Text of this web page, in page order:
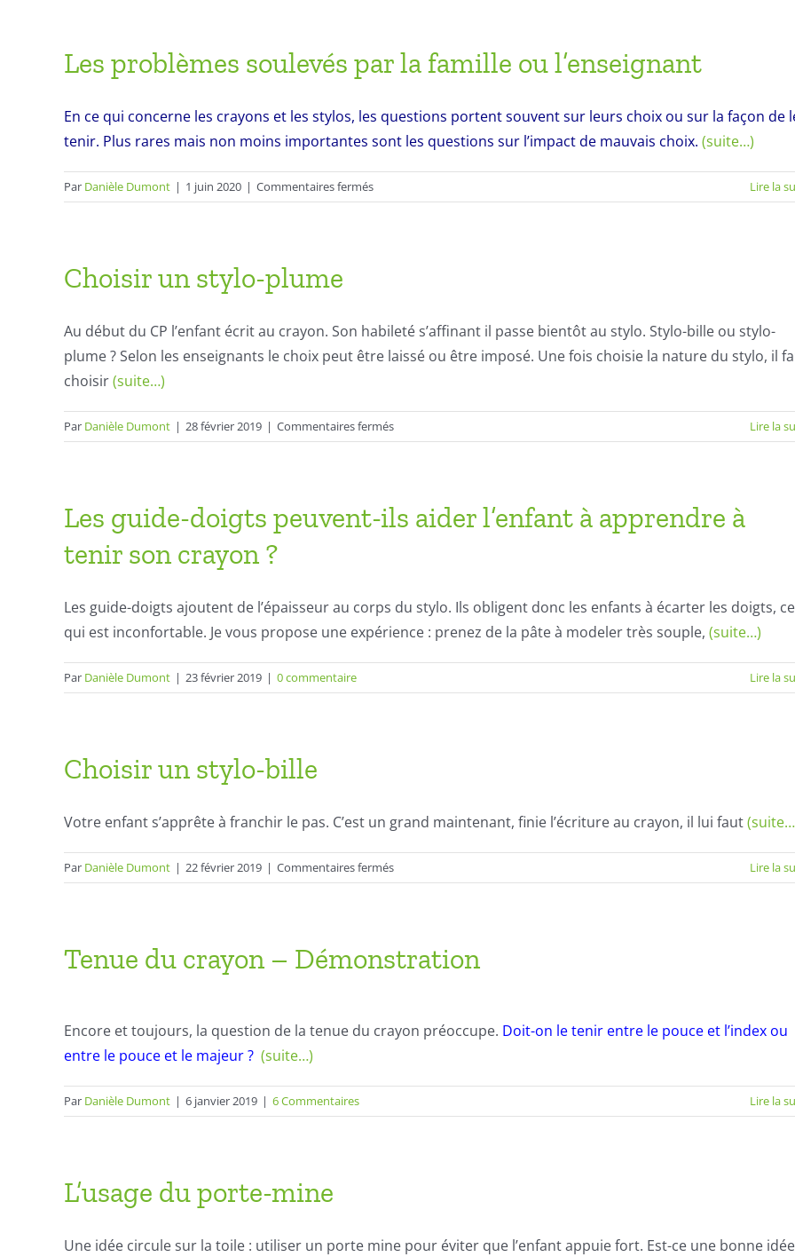
1er
–
Crayons
stylos
Les problèmes soulevés par la famille ou l’enseignant
En ce qui concerne les crayons et les stylos, les questions portent souvent sur leurs choix ou sur la façon de
tenir. Plus rares mais non moins importantes sont les questions sur l’impact de mauvais choix. (suite…)
Par Danièle Dumont | 1 juin 2020 | Commentaires ferméssur
Les
ou
l’enseignant
Lire la
Choisir un stylo-plume
Au début du CP l’enfant écrit au crayon. Son habileté s’affinant il passe bientôt au stylo. Stylo-bille ou stylo-
plume ? Selon les enseignants le choix peut être laissé ou être imposé. Une fois choisie la nature du stylo, il
choisir(suite…)
Par Danièle Dumont | 28 février 2019 | Commentaires ferméssur
Choisir
plume
Lire la
Les guide-doigts peuvent-ils aider l’enfant à apprendre à
tenir son crayon ?
Les guide-doigts ajoutent de l’épaisseur au corps du stylo. Ils obligent donc les enfants à écarter les doigts, ce
qui est inconfortable. Je vous propose une expérience : prenez de la pâte à modeler très souple, (suite…)
Par Danièle Dumont | 23 février 2019 | 0 commentaire Lire la
Choisir un stylo-bille
Votre enfant s’apprête à franchir le pas. C’est un grand maintenant, finie l’écriture au crayon, il lui faut
Par Danièle Dumont | 22 février 2019 | Commentaires ferméssur
Choisir
bille
Lire la
Tenue du crayon – Démonstration
Encore et toujours, la question de la tenue du crayon préoccupe. Doit-on le tenir entre le pouce et l’index ou
entre le pouce et le majeur ? (suite…)
Par Danièle Dumont | 6 janvier 2019 | 6 Commentaires Lire la
L’usage du porte-mine
Une idée circule sur la toile : utiliser un porte mine pour éviter que l’enfant appuie fort. Est-ce une bonne